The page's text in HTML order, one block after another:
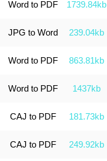
Word to PDF 1739.84kb
JPG to Word 239.04kb
Word to PDF 863.81kb
Word to PDF 1437kb
CAJ to PDF 181.73kb
CAJ to PDF 249.92kb